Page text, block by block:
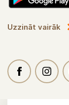
Uzzināt vairāk